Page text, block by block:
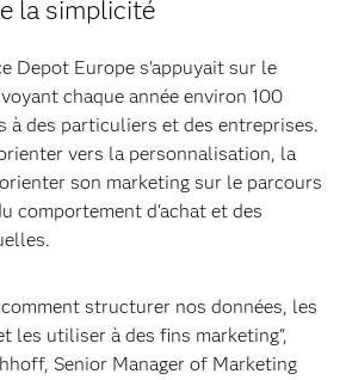
la simplicité
Depot Europe s'appuyait sur le
chaque année environ 100
à des particuliers et des entreprises.
vers la personnalisation, la
son marketing sur le parcours
comportement d'achat et des
structurer nos données, les
les utiliser à des fins marketing",
Senior Manager of Marketing